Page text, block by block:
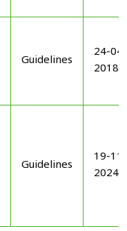
Guidelines
24-04-
2018
Guidelines
19-11-
2024